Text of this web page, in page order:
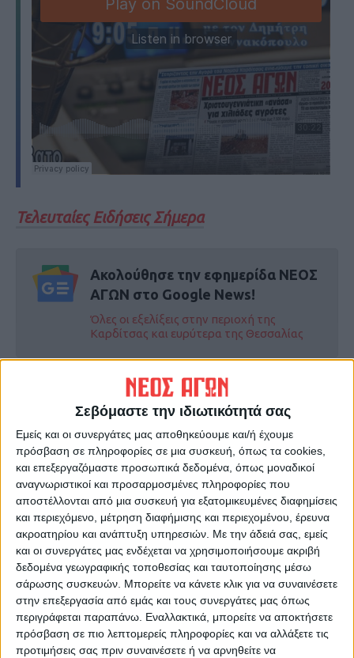
Σεβόμαστε την ιδιωτικότητά σας
Εμείς και οι συνεργάτες μας αποθηκεύουμε και/ή έχουμε
πρόσβαση σε πληροφορίες σε μια συσκευή, όπως τα cookies,
και επεξεργαζόμαστε προσωπικά δεδομένα, όπως μοναδικοί
αναγνωριστικοί και προσαρμοσμένες πληροφορίες που
αποστέλλονται από μια συσκευή για εξατομικευμένες διαφημίσεις
και περιεχόμενο, μέτρηση διαφήμισης και περιεχομένου, έρευνα
ακροατηρίου και ανάπτυξη υπηρεσιών. Με την άδειά σας, εμείς
και οι συνεργάτες μας ενδέχεται να χρησιμοποιήσουμε ακριβή
δεδομένα γεωγραφικής τοποθεσίας και ταυτοποίησης μέσω
σάρωσης συσκευών. Μπορείτε να κάνετε κλικ για να συναινέσετε
στην επεξεργασία από εμάς και τους συνεργάτες μας όπως
περιγράφεται παραπάνω. Εναλλακτικά, μπορείτε να αποκτήσετε
πρόσβαση σε πιο λεπτομερείς πληροφορίες και να αλλάξετε τις
προτιμήσεις σας πριν συναινέσετε ή να αρνηθείτε να
Τελευταίες Ειδήσεις Σήμερα
Ακολούθησε την εφημερίδα ΝΕΟΣ
ΑΓΩΝ στο Google News!
Όλες οι εξελίξεις στην περιοχή της
Καρδίτσας και ευρύτερα της Θεσσαλίας
ΠΡΟΗΓΟΥΜΕΝΟ ΑΡΘΡΟ
Τελευταίες πινελιές... Γκόλ στα ερτζιανά 20/1/2024
ΝΕΟΣ ΑΓΩΝ
https://neosagon.gr
Η Αρχαιότερη Καθημερινή Πρωινή Εφημερίδα της Καρδίτσας